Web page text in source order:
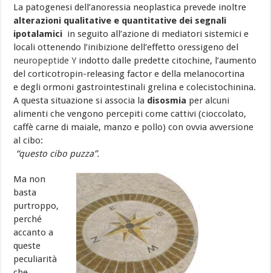
La patogenesi dell’anoressia neoplastica prevede inoltre
alterazioni qualitative e quantitative dei segnali
ipotalamici in seguito all’azione di mediatori sistemici e
locali ottenendo l’inibizione dell’effetto oressigeno del
neuropeptide Y indotto dalle predette citochine, l’aumento
del corticotropin-releasing factor e della melanocortina
e degli ormoni gastrointestinali grelina e colecistochinina.
A questa situazione si associa la disosmia per alcuni
alimenti che vengono percepiti come cattivi (cioccolato,
caffè carne di maiale, manzo e pollo) con ovvia avversione
al cibo:
“questo cibo puzza”.
Ma non
basta
purtroppo,
perché
accanto a
queste
peculiarità